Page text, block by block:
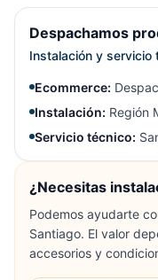
Despachamos
Instalación y servicio
Ecommerce:
Instalación: Región
Servicio técnico:
¿Necesitas
Podemos ayudarte
Santiago. El valor
accesorios y